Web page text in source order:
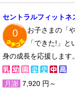
セントラルフィットネ
0
お子さまの「
「できた!」
身の成長を応援します。
月謝 7,920 円～